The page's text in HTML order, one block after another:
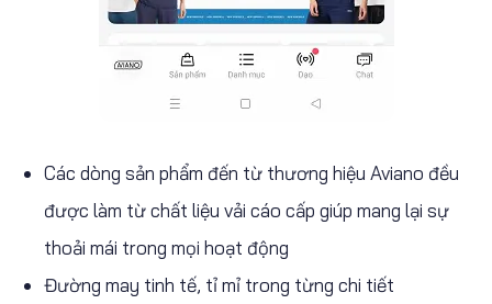
Các dòng sản phẩm đến từ thương hiệu Aviano đều
được làm từ chất liệu vải cáo cấp giúp mang lại sự
thoải mái trong mọi hoạt động
Đường may tinh tế, tỉ mỉ trong từng chi tiết